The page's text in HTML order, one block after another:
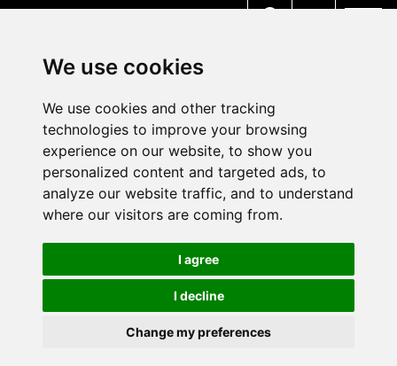
We use cookies
We use cookies and other tracking
technologies to improve your browsing
experience on our website, to show you
personalized content and targeted ads, to
analyze our website traffic, and to understand
where our visitors are coming from.
I agree
I decline
Change my preferences